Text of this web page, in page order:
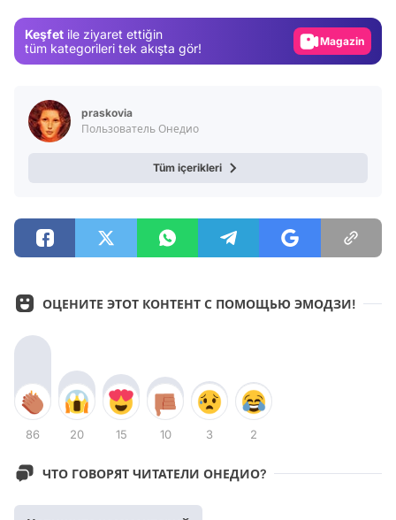
Keşfet ile ziyaret ettiğin
tüm kategorileri tek akışta gör!
Magazin
praskovia
Пользователь Онедио
Tüm içerikleri
ОЦЕНИТЕ ЭТОТ КОНТЕНТ С ПОМОЩЬЮ ЭМОДЗИ!
86 20 15 10 3 2
ЧТО ГОВОРЯТ ЧИТАТЕЛИ ОНЕДИО?